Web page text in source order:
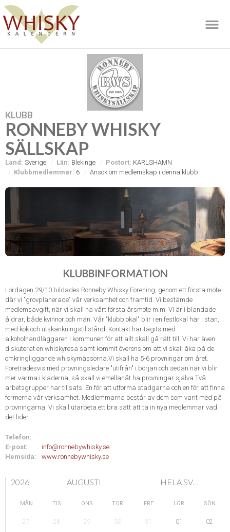
KLUBB
RONNEBY WHISKY
SÄLLSKAP
Land: Sverige Län: Blekinge Postort: KARLSHAMN
Klubbmedlemmar: 6 Ansök om medlemskap i denna klubb
KLUBBINFORMATION
Lördagen 29/10 bildades Ronneby Whisky Förening, genom ett första möte
där vi "grovplanerade" vår verksamhet och framtid. Vi bestämde
medlemsavgift, när vi skall ha vårt första årsmöte m.m. Vi är i blandade
åldrar, både kvinnor och män. Vår "klubblokal" blir i en festlokal här i stan,
med kök och utskänkningstillstånd. Kontakt har tagits med
alkoholhandläggaren i kommunen för att allt skall gå rätt till. Vi har även
diskuterat en whiskyresa samt kommit överens om att vi skall åka på de
omkringliggande whiskymässorna.Vi skall ha 5-6 provningar om året.
Företrädesvis med provningsledare "utifrån" i början och sedan när vi blir
mer varma i kläderna, så skall vi emellanåt ha provningar själva.Två
arbetsgrupper har tillsats. En för att utforma stadgarna och en för att finna
formerna vår verksamhet. Medlemmarna består av dem som varit med på
provningarna. Vi skall utarbeta ett bra sätt att ta in nya medlemmar vad
det lider.
Telefon:
E-post:
info@ronnebywhisky.se
Hemsida:
www.ronnebywhisky.se
2026 AUGUSTI HELA SVERIGE
MÅN TIS ONS TOR FRE LÖR SÖN
27 28 29 30 31 01 02